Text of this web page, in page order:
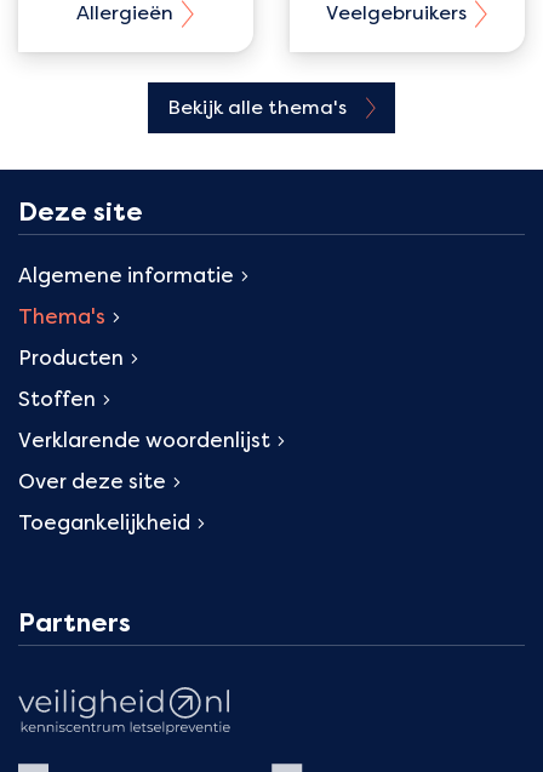
Allergieën Veelgebruikers
Bekijk alle thema's
Deze site
Algemene informatie
Thema's
Producten
Stoffen
Verklarende woordenlijst
Over deze site
Toegankelijkheid
Partners